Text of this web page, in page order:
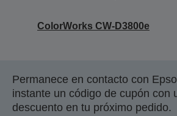
ColorWorks CW-D3800e
Permanece en contacto con
instante un código de cupón con
descuento en tu próximo pedido.